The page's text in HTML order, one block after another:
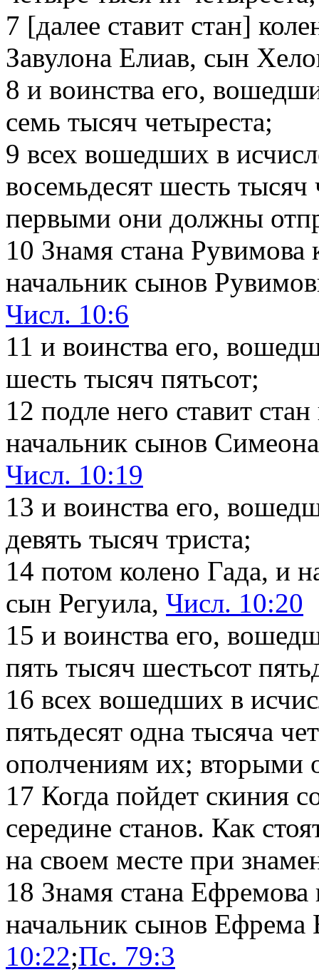
7 [далее ставит стан]
Завулона Елиав, сын
8 и воинства его,
семь тысяч четыреста;
9 всех вошедших в
восемьдесят шесть
первыми они должны
10 Знамя стана
начальник сынов
Числ. 10:6
11 и воинства его,
шесть тысяч пятьсот;
12 подле него ставит
начальник сынов
Числ. 10:19
13 и воинства его,
девять тысяч триста;
14 потом колено Гада, и
сын Регуила, Числ. 10:20
15 и воинства его,
пять тысяч шестьсот
16 всех вошедших в
пятьдесят одна тысяча
ополчениям их; вторыми
17 Когда пойдет скиния
середине станов. Как
на своем месте при
18 Знамя стана
начальник сынов
10:22;Пс. 79:3